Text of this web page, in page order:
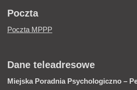
Poczta
Poczta MPPP
Dane teleadresowe
Miejska Poradnia Psychologiczno –